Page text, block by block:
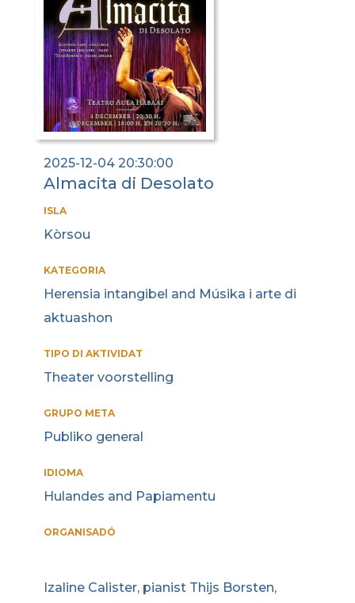
2025-12-04 20:30:00
Almacita di Desolato
ISLA
Kòrsou
KATEGORIA
Herensia intangibel and Músika i arte di
aktuashon
TIPO DI AKTIVIDAT
Theater voorstelling
GRUPO META
Publiko general
IDIOMA
Hulandes and Papiamentu
ORGANISADÓ
Izaline Calister, pianist Thijs Borsten,